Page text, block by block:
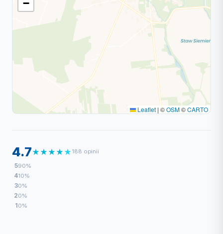
−
Leaflet | ©OSM©CARTO
4.7★★★★★ 188 opinii
590%
410%
30%
20%
10%